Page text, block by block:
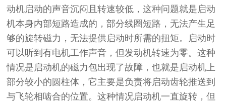
动机启动的声音沉闷且转速较低，这种问题就是启动
机本身内部短路造成的，部分线圈短路，无法产生足
够的旋转磁力，无法提供启动时所需的扭矩。启动时
可以听到有电机工作声音，但发动机转速为零。这种
情况是启动机的磁力包出现了故障，也就是启动机上
部分较小的圆柱体，它主要是负责将启动齿轮推送到
与飞轮相啮合的位置。这种情况启动机一直旋转，但